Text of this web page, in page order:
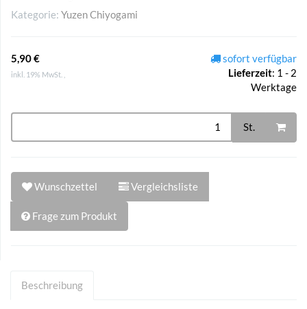
Kategorie: Yuzen Chiyogami
5,90 €
inkl. 19% MwSt. ,
sofort verfügbar
Lieferzeit: 1 - 2
Werktage
St.
Wunschzettel Vergleichsliste
Frage zum Produkt
Beschreibung